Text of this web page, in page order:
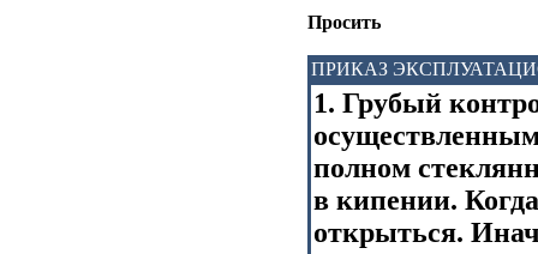
Просить
ПРИКАЗ
1. Грубый
полном
в кипении.
открыться.